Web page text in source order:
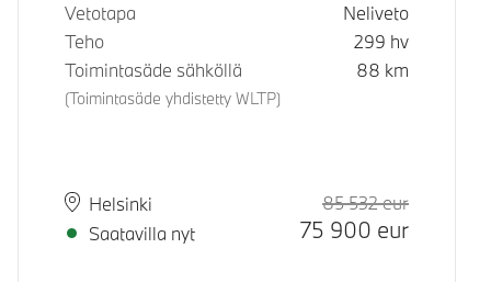
Vetotapa
Neliveto
Teho
299 hv
Toimintasäde sähköllä
(Toimintasäde yhdistetty WLTP)
88 km
Paikkakunta
Helsinki
Toimitusaika
Saatavilla nyt
85 532eurHinta
75 900 eur